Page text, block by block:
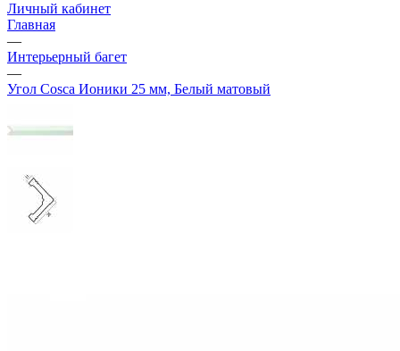
Личный кабинет
Главная
—
Интерьерный багет
—
Угол Cosca Ионики 25 мм, Белый матовый